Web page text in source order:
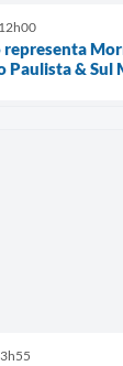
representa
Paulista & Sul